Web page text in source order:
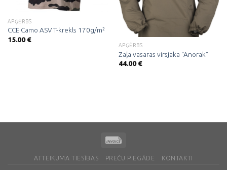
APĢĒRBS
CCE Camo ASV T-krekls 170g/m²
15.00€
APĢĒRBS
Zaļa vasaras virsjaka “Anorak”
44.00€
ATTEIKUMA TIESĪBAS PREČU PIEGĀDE KONTAKTI